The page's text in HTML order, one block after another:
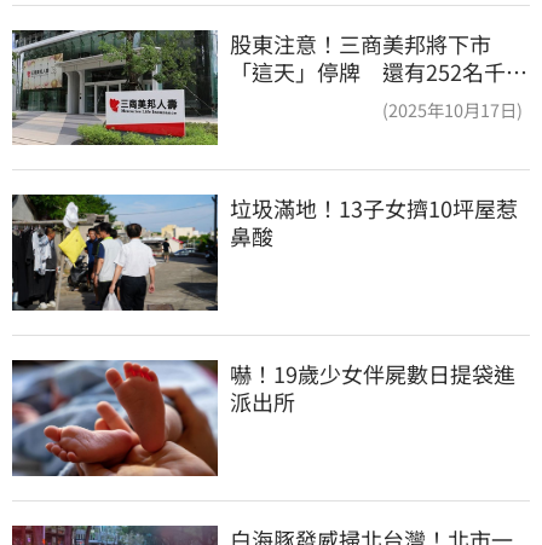
股東注意！三商美邦將下市
「這天」停牌 還有252名千張
(2025年10月17日)
垃圾滿地！13子女擠10坪屋惹
鼻酸
嚇！19歲少女伴屍數日提袋進
派出所
白海豚發威掃北台灣！北市一